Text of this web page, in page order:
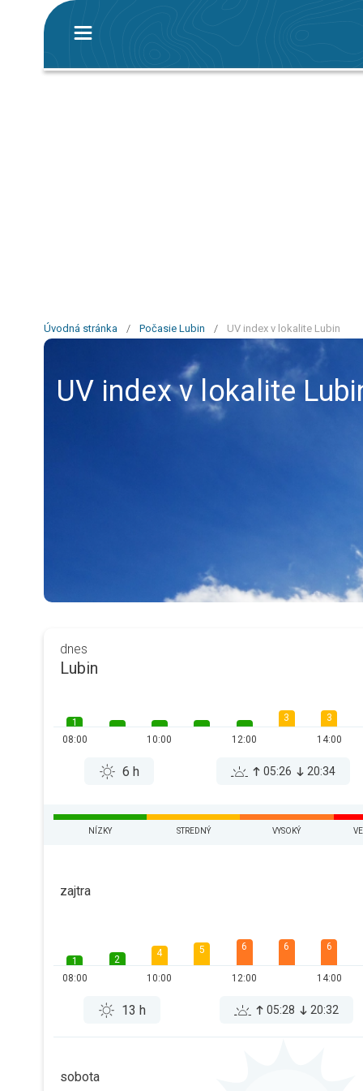
Úvodná stránka / Počasie Lubin / UV index v lokalite Lubin
UV index v lokalite
dnes
Lubin
1
08:00
10:00 12:00
3
3
14:00
6 h 05:26 20:34
NÍZKY STREDNÝ VYSOKÝ
zajtra
1
08:00
2
4
10:00
5 6
12:00
6 6
14:00
13 h 05:28 20:32
sobota